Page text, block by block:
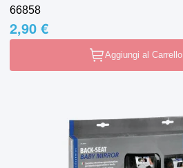
66858
2,90 €
Aggiungi al Carrello